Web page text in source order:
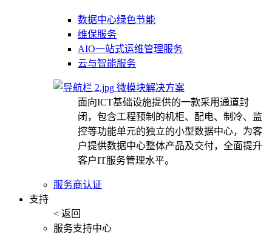
数据中心绿色节能
维保服务
AIO一站式运维管理服务
云与智能服务
微模块解决方案
面向ICT基础设施提供的一款采用通道封
闭，包含工程预制的机柜、配电、制冷、监
控等功能单元的独立的小型数据中心，为客
户提供数据中心整体产品及交付，全面提升
客户IT服务管理水平。
服务商认证
支持
< 返回
服务支持中心